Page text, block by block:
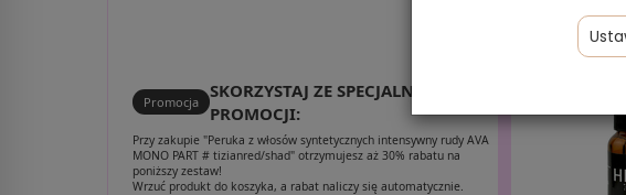
Promocja
SKORZYSTAJ ZE SPECJALNEJ
PROMOCJI:
Przy zakupie "Peruka z włosów syntetycznych intensywny rudy AVA
MONO PART # tizianred/shad" otrzymujesz aż 30% rabatu na
poniższy zestaw!
Wrzuć produkt do koszyka, a rabat naliczy się automatycznie.